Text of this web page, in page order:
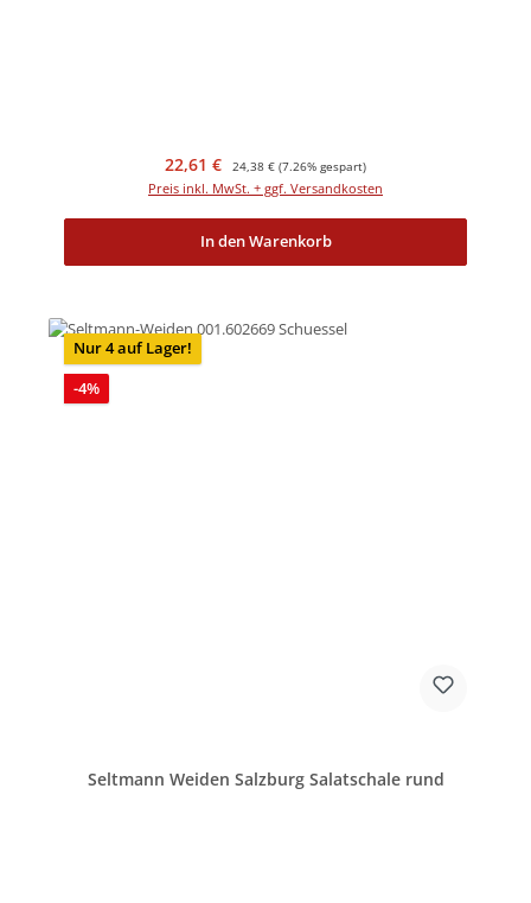
Verkaufspreis:
22,61 € 24,38 € (7.26% gespart)
Preis inkl. MwSt. + ggf. Versandkosten
In den Warenkorb
Nur 4 auf Lager!
-4%Rabatt
Seltmann Weiden Salzburg Salatschale rund